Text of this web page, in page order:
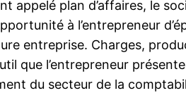
appelé plan d’affaires, le
à l’entrepreneur
entreprise. Charges,
que l’entrepreneur
du secteur de la